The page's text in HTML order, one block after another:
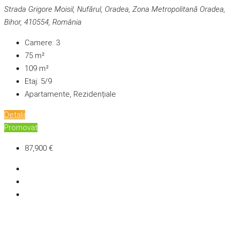
Strada Grigore Moisil, Nufărul, Oradea, Zona Metropolitană Oradea,
Bihor, 410554, România
Camere: 3
75 m²
109 m²
Etaj: 5/9
Apartamente, Rezidențiale
Detalii
Promovat
87,900 €